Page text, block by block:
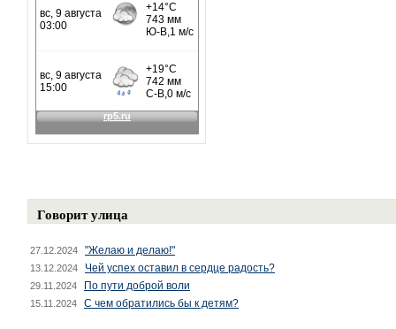
Говорит улица
27.12.2024 "Желаю и делаю!"
13.12.2024 Чей успех оставил в сердце радость?
29.11.2024 По пути доброй воли
15.11.2024 С чем обратились бы к детям?